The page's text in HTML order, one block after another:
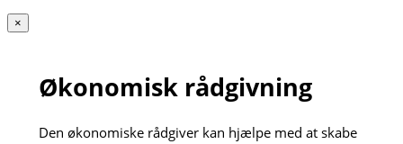
×
Økonomisk rådgivning
Den økonomiske rådgiver kan hjælpe med at skabe